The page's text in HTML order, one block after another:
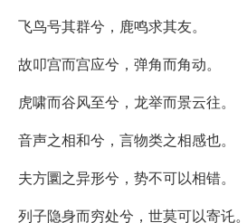
飞鸟号其群兮，鹿鸣求其友。
故叩宫而宫应兮，弹角而角动。
虎啸而谷风至兮，龙举而景云往。
音声之相和兮，言物类之相感也。
夫方圜之异形兮，势不可以相错。
列子隐身而穷处兮，世莫可以寄讬。